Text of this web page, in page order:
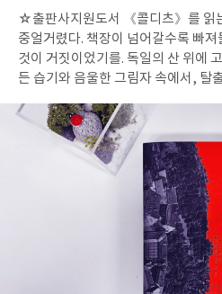
일
☆출판사지원도서 《콜디츠》를 읽는 동안, 나는 끊임없이 속으로
중얼거렸다. 책장이 넘어갈수록 빠
것이 거짓이었기를. 독일의 산 위에
든 습기와 음울한 그림자 속에서, 탈
굴을 파고, 변장을 하고, 심지어 글라
한 포로들의 기상천외한 발상은 경
다른 얼굴이었음에 마음이 무거워진
기괴하고 기발한 방식으로 드러날
생생히 되살아난다. 그러나 《콜디
것은 화려한 영웅담이 아니라 그 뒤
림자다. 장교와 병사의 신분 차, 연합
줌다르가 겪어야 했던 인종차별, 특
는 당번병들의 삶. 전쟁은 단순한 선